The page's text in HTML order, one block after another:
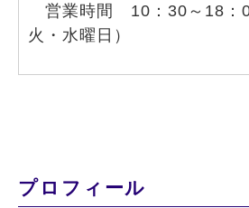
営業時間 10：30～18：
火・水曜日）
プロフィール